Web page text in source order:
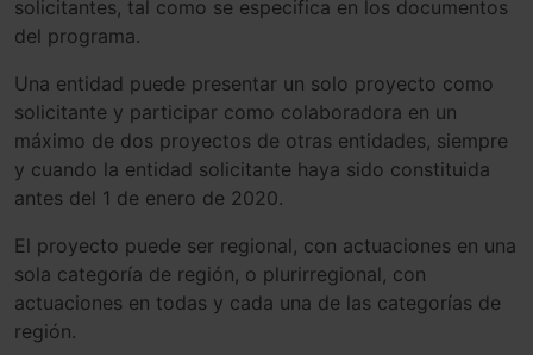
solicitantes, tal como se especifica en los documentos
del programa.
Una entidad puede presentar un solo proyecto como
solicitante y participar como colaboradora en un
máximo de dos proyectos de otras entidades, siempre
y cuando la entidad solicitante haya sido constituida
antes del 1 de enero de 2020.
El proyecto puede ser regional, con actuaciones en una
sola categoría de región, o plurirregional, con
actuaciones en todas y cada una de las categorías de
región.